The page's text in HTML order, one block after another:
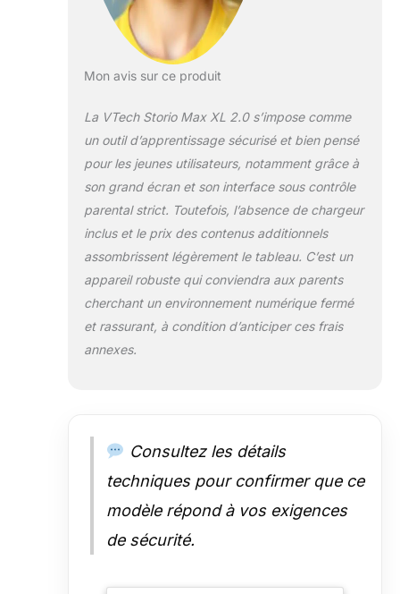
Limitation du temps de jeu (durée
et horaires) / Contrôle des sites
accessibles via une liste blanche
/ Définition des contenus
accessibles pour chacun des
applications incluses / Possibilité
de télécharger de nouvelles
applications éducatives sur la
tablette enfant via l’Explor@ Park
Mon avis sur ce produit
La VTech Storio Max XL 2.0 s’impose comme
un outil d’apprentissage sécurisé et bien pensé
pour les jeunes utilisateurs, notamment grâce à
son grand écran et son interface sous contrôle
parental strict. Toutefois, l’absence de chargeur
inclus et le prix des contenus additionnels
assombrissent légèrement le tableau. C’est un
appareil robuste qui conviendra aux parents
cherchant un environnement numérique fermé
et rassurant, à condition d’anticiper ces frais
annexes.
Consultez les détails
techniques pour confirmer que ce
modèle répond à vos exigences
de sécurité.